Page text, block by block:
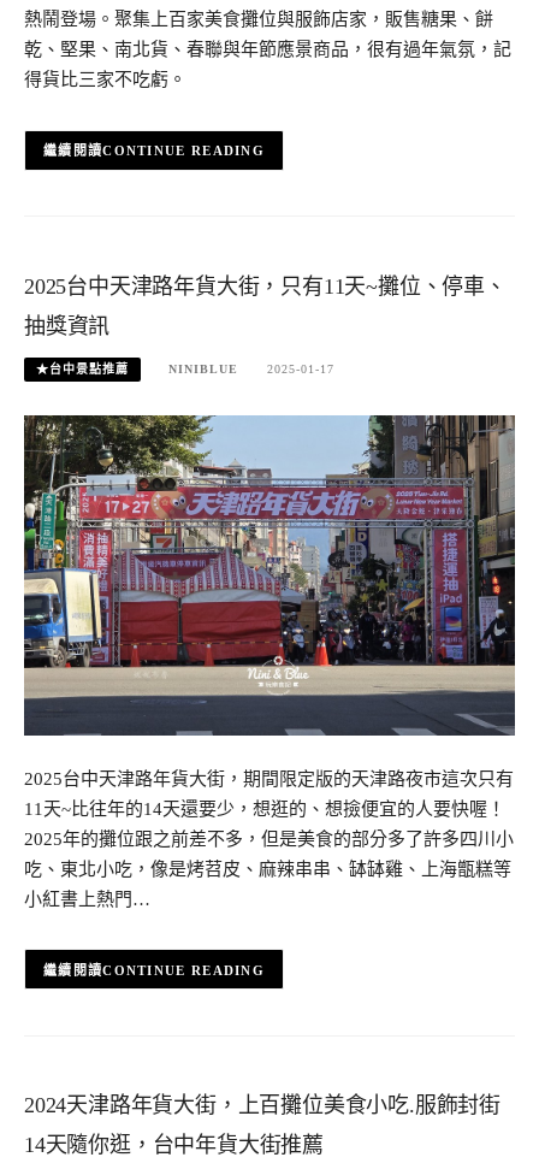
熱鬧登場。聚集上百家美食攤位與服飾店家，販售糖果、餅
乾、堅果、南北貨、春聯與年節應景商品，很有過年氣氛，記
得貨比三家不吃虧。
CONTINUE READING
2025台中天津路年貨大街，只有11天~攤位、停車、
抽獎資訊
★台中景點推薦 NINIBLUE 2025-01-17
2025台中天津路年貨大街，期間限定版的天津路夜市這次只有
11天~比往年的14天還要少，想逛的、想撿便宜的人要快喔！
2025年的攤位跟之前差不多，但是美食的部分多了許多四川小
吃、東北小吃，像是烤苕皮、麻辣串串、缽缽雞、上海甑糕等
小紅書上熱門…
CONTINUE READING
2024天津路年貨大街，上百攤位美食小吃.服飾封街
14天隨你逛，台中年貨大街推薦